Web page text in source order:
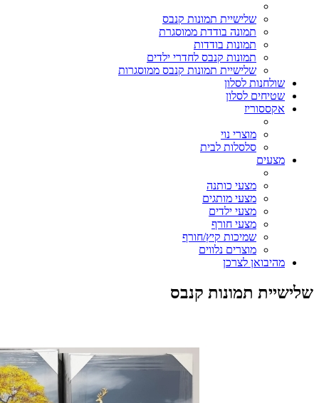
שלישיית תמונות קנבס
תמונה בודדת ממוסגרת
תמונות בודדות
תמונות קנבס לחדרי ילדים
שלישיית תמונות קנבס ממוסגרות
שולחנות לסלון
שטיחים לסלון
אקססוריז
מוצרי נוי
סלסלות לבית
מצעים
מצעי כותנה
מצעי מותגים
מצעי ילדים
מצעי חורף
שמיכות קיץ/חורף
מוצרים נלווים
מהיבואן לצרכן
שלישיית תמונות קנבס